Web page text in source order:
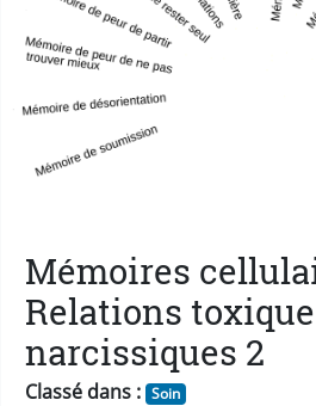
Mémoires
Relations
narcissiques 2
Classé dans : Soin